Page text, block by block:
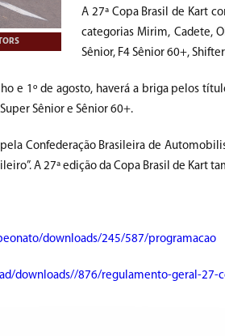
A 27ª Copa Brasil de Kart
categorias Mirim, Cadete,
Sênior, F4 Sênior 60+,
e 1º de agosto, haverá a briga pelos
Sênior e Sênior 60+.
Confederação Brasileira de
A 27ª edição da Copa Brasil de Kart
downloads/245/587/programacao
downloads//876/regulamento-geral-27-